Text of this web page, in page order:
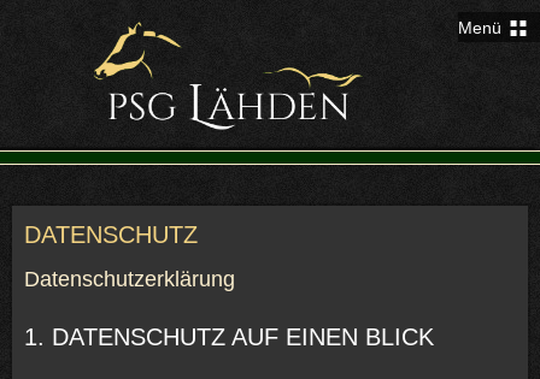
Menü
DATENSCHUTZ
Datenschutzerklärung
1. DATENSCHUTZ AUF EINEN BLICK